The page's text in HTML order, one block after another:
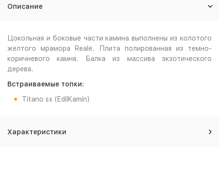
Описание
Цокольная и боковые части камина выполнены из колотого
желтого мрамора Reale. Плита полированная из темно-
коричневого камня. Балка из массива экзотического
дерева.
Встраиваемые топки:
Titano sx (EdilKamin)
Характеристики